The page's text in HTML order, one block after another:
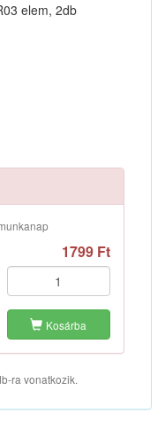
elem, 2db
1799 Ft
Kosárba
ra vonatkozik.